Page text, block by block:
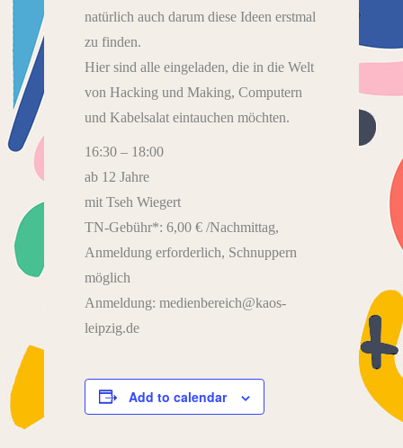
natürlich auch darum diese Ideen erstmal
zu finden.
Hier sind alle eingeladen, die in die Welt
von Hacking und Making, Computern
und Kabelsalat eintauchen möchten.
16:30 – 18:00
ab 12 Jahre
mit Tseh Wiegert
TN-Gebühr*: 6,00 € /Nachmittag,
Anmeldung erforderlich, Schnuppern
möglich
Anmeldung: medienbereich@kaos-
leipzig.de
Add to calendar